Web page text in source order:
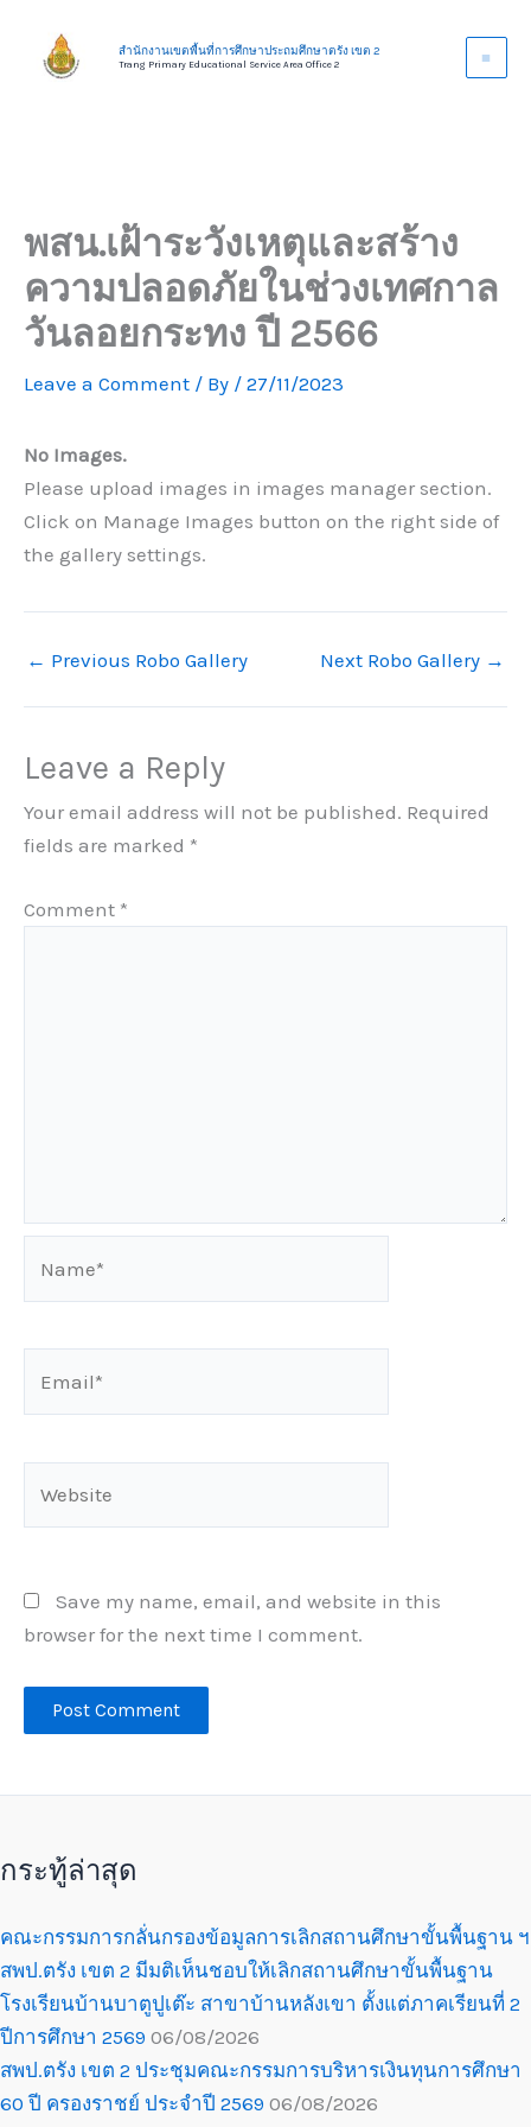
content
สำนักงานเขตพื้นที่การศึกษาประถมศึกษาตรัง เขต 2
Trang Primary Educational Service Area Office 2
พสน.เฝ้าระวังเหตุและสร้าง
ความปลอดภัยในช่วงเทศกาล
วันลอยกระทง ปี 2566
Leave a Comment / By / 27/11/2023
No Images.
Please upload images in images manager section.
Click on Manage Images button on the right side of
the gallery settings.
← Previous Robo Gallery Next Robo Gallery →
Leave a Reply
Your email address will not be published. Required
fields are marked *
Comment *
Save my name, email, and website in this
browser for the next time I comment.
กระทู้ล่าสุด
คณะกรรมการกลั่นกรองข้อมูลการเลิกสถานศึกษาขั้นพื้นฐาน ฯ
สพป.ตรัง เขต 2 มีมติเห็นชอบให้เลิกสถานศึกษาขั้นพื้นฐาน
โรงเรียนบ้านบาตูปูเต๊ะ สาขาบ้านหลังเขา ตั้งแต่ภาคเรียนที่ 2
ปีการศึกษา 2569 06/08/2026
สพป.ตรัง เขต 2 ประชุมคณะกรรมการบริหารเงินทุนการศึกษา
60 ปี ครองราชย์ ประจำปี 2569 06/08/2026